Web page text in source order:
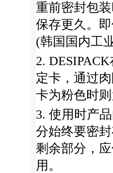
重前密封包
保存更久。
(韩国国内工
2.
定卡，通过
卡为粉色时
3. 使用时产
分始终要密
剩余部分，
用。